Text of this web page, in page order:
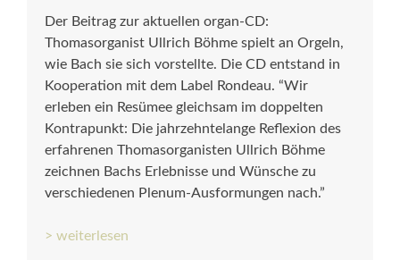
Der Beitrag zur aktuellen organ-CD:
Thomasorganist Ullrich Böhme spielt an Orgeln,
wie Bach sie sich vorstellte. Die CD entstand in
Kooperation mit dem Label Rondeau. “Wir
erleben ein Resümee gleichsam im doppelten
Kontrapunkt: Die jahrzehntelange Reflexion des
erfahrenen Thomasorganisten Ullrich Böhme
zeichnen Bachs Erlebnisse und Wünsche zu
verschiedenen Plenum-Ausformungen nach.”
> weiterlesen